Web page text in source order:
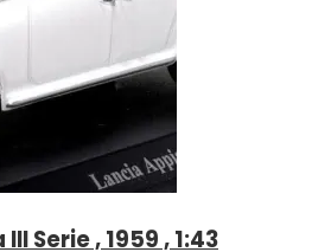
Serie , 1959 , 1:43